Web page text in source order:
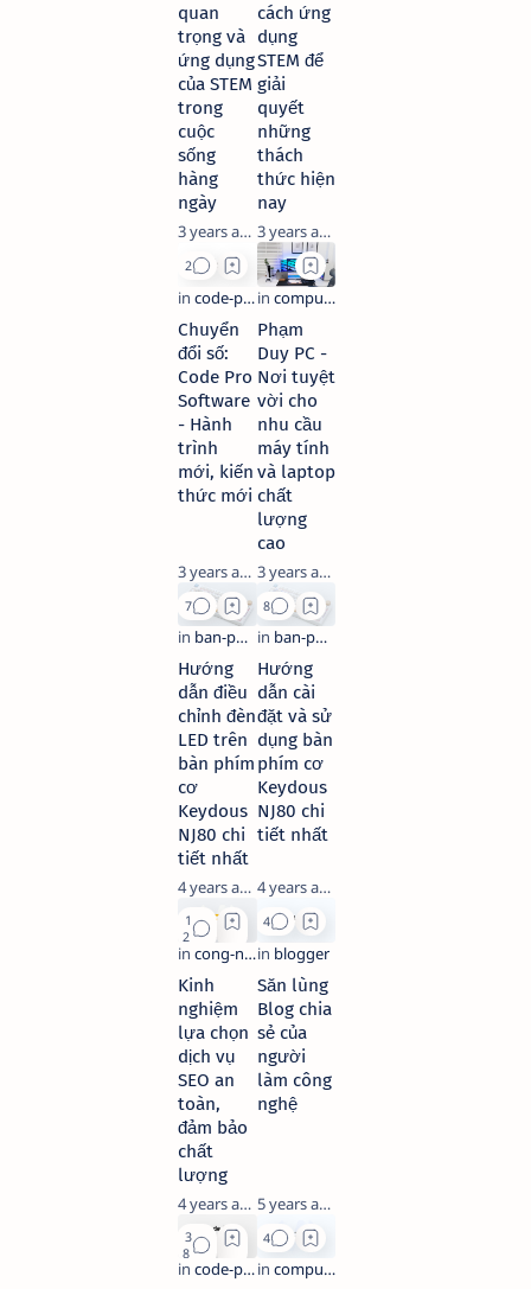
quan
trọng và
ứng dụng
của STEM
trong
cuộc
sống
hàng
ngày
3 years ago
cách ứng
dụng
STEM để
giải
quyết
những
thách
thức hiện
nay
3 years ago
Chuyển
đổi số:
Code Pro
Software
- Hành
trình
mới, kiến
thức mới
3 years ago
Phạm
Duy PC -
Nơi tuyệt
vời cho
nhu cầu
máy tính
và laptop
chất
lượng
cao
3 years ago
Hướng
dẫn điều
chỉnh đèn
LED trên
bàn phím
cơ
Keydous
NJ80 chi
tiết nhất
4 years ago
Hướng
dẫn cài
đặt và sử
dụng bàn
phím cơ
Keydous
NJ80 chi
tiết nhất
4 years ago
Kinh
nghiệm
lựa chọn
dịch vụ
SEO an
toàn,
đảm bảo
chất
lượng
4 years ago
Săn lùng
Blog chia
sẻ của
người
làm công
nghệ
5 years ago